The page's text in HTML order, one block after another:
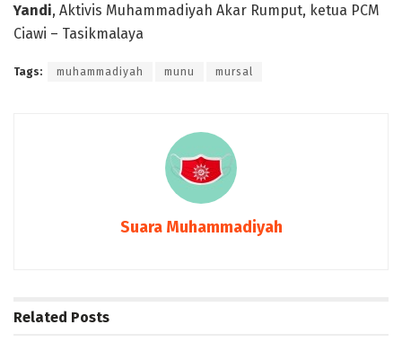
Yandi, Aktivis Muhammadiyah Akar Rumput, ketua PCM
Ciawi – Tasikmalaya
Tags: muhammadiyah munu mursal
Suara Muhammadiyah
Related Posts